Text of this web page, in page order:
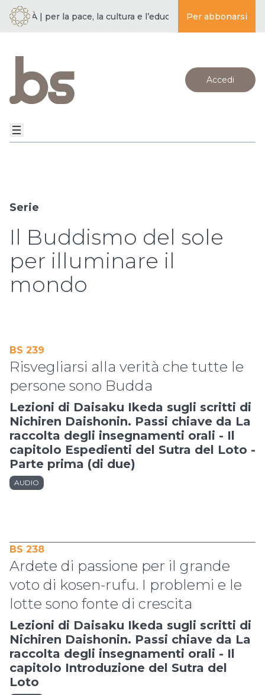
| per la pace, la cultura e l’educazione ·BUDDISMO E
Per abbonarsi
Accedi
Serie
Il Buddismo del sole
per illuminare il
mondo
BS 239
Risvegliarsi alla verità che tutte le
persone sono Budda
Lezioni di Daisaku Ikeda sugli scritti di
Nichiren Daishonin. Passi chiave da La
raccolta degli insegnamenti orali - Il
capitolo Espedienti del Sutra del Loto -
Parte prima (di due)
AUDIO
BS 238
Ardete di passione per il grande
voto di kosen-rufu. I problemi e le
lotte sono fonte di crescita
Lezioni di Daisaku Ikeda sugli scritti di
Nichiren Daishonin. Passi chiave da La
raccolta degli insegnamenti orali - Il
capitolo Introduzione del Sutra del
Loto